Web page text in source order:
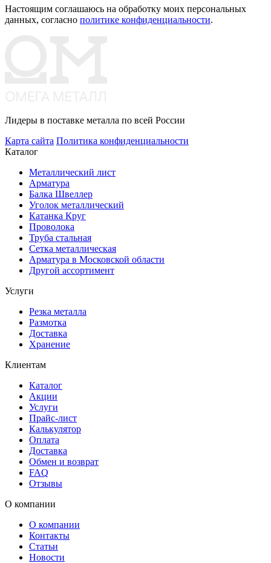
Настоящим соглашаюсь на обработку моих персональных
данных, согласно политике конфиденциальности.
Лидеры в поставке металла по всей России
Карта сайта Политика конфиденциальности
Каталог
Металлический лист
Арматура
Балка Швеллер
Уголок металлический
Катанка Круг
Проволока
Труба стальная
Сетка металлическая
Арматура в Московской области
Другой ассортимент
Услуги
Резка металла
Размотка
Доставка
Хранение
Клиентам
Каталог
Акции
Услуги
Прайс-лист
Калькулятор
Оплата
Доставка
Обмен и возврат
FAQ
Отзывы
О компании
О компании
Контакты
Статьи
Новости